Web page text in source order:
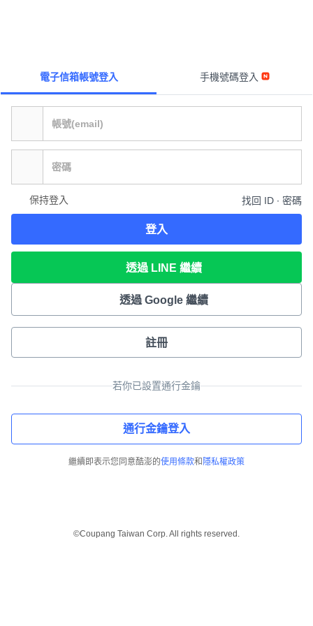
電子信箱帳號登入 手機號碼登入
保持登入 找回 ID ∙ 密碼
登入
透過 LINE 繼續
透過 Google 繼續
註冊
若你已設置通行金鑰
通行金鑰登入
繼續即表示您同意酷澎的使用條款和 隱私權政策
©Coupang Taiwan Corp. All rights reserved.